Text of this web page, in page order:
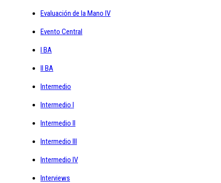
Evaluación de la Mano IV
Evento Central
I BA
II BA
Intermedio
Intermedio I
Intermedio II
Intermedio III
Intermedio IV
Interviews